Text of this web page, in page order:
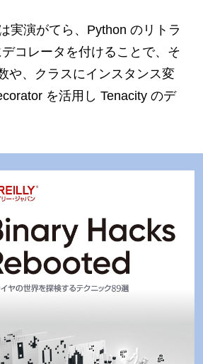
実演がてら、Python のリトラ
コレータを付けることで、そ
や、クラスにインスタンス変
を活用し Tenacity のデ